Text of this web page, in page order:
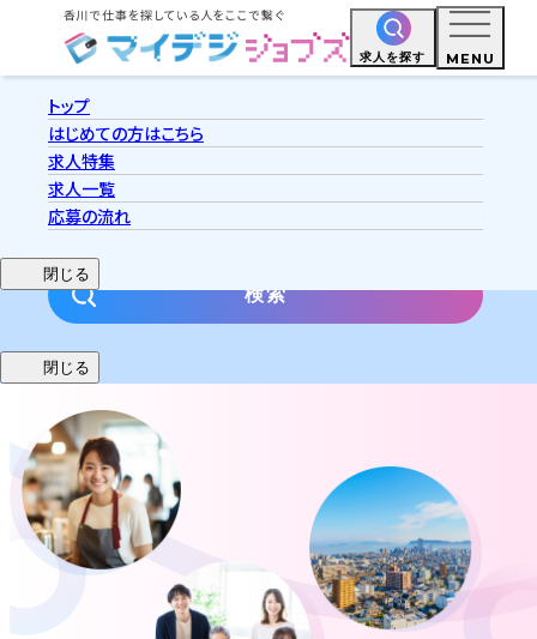
求人を探す MENU
閉じる
トップ
はじめての方はこちら
求人特集
求人一覧
応募の流れ
閉じる
はじめての方へ
マイデジジョブズとは